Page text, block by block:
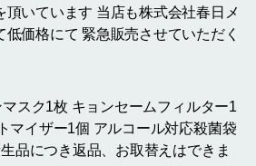
頂いています 当店も株式会社春日メ
価格にて 緊急販売させていただく
マスク1枚 キョンセームフィルター1
マイザー1個 アルコール対応殺菌袋
品につき返品、お取替えはできま